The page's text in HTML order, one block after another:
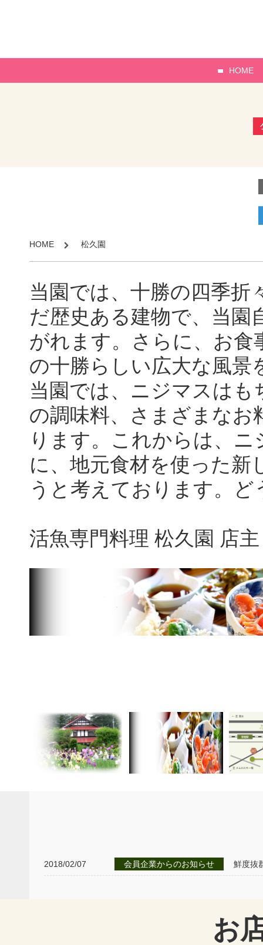
HOME
HOME 松久園
当園では、十勝の四季折
だ歴史ある建物で、当園
がれます。さらに、お食
の十勝らしい広大な風景
当園では、ニジマスは
の調味料、さまざまなお
ります。これからは、
に、地元食材を使った
うと考えております。
活魚専門料理 松久園 店
2018/02/07 会員企業からのお知らせ 鮮度抜
お